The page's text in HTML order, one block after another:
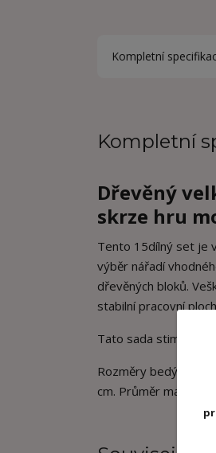
Kompletní
Kompletní
Dřevěný
skrze hru
Tento 15dílný set je
výběr nářadí
dřevěných bloků.
stabilní pracovní
Tato sada stimuluje
Rozměry bedýnky/
cm. Průměr matek 4